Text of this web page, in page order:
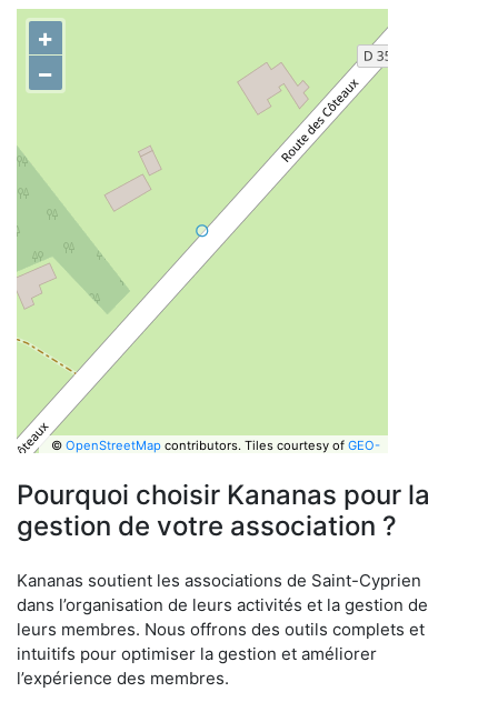
+
−
© OpenStreetMapcontributors. Tiles courtesy of GEO-
Pourquoi choisir Kananas pour la
gestion de votre association ?
Kananas soutient les associations de Saint-Cyprien
dans l’organisation de leurs activités et la gestion de
leurs membres. Nous offrons des outils complets et
intuitifs pour optimiser la gestion et améliorer
l’expérience des membres.